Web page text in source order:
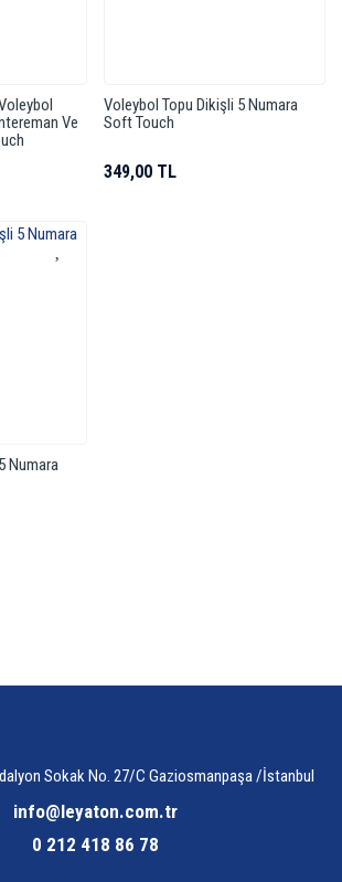
Ve
Voleybol Topu Dikişli 5 Numara
Soft Touch
349,00 TL
Numara
Sokak No. 27/C Gaziosmanpaşa /İstanbul
info@leyaton.com.tr
0 212 418 86 78